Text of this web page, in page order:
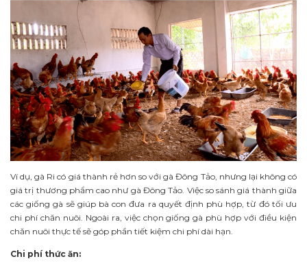
Ví dụ, gà Ri có giá thành rẻ hơn so với gà Đông Tảo, nhưng lại không có
giá trị thương phẩm cao như gà Đông Tảo. Việc so sánh giá thành giữa
các giống gà sẽ giúp bà con đưa ra quyết định phù hợp, từ đó tối ưu
chi phí chăn nuôi. Ngoài ra, việc chọn giống gà phù hợp với điều kiện
chăn nuôi thực tế sẽ góp phần tiết kiệm chi phí dài hạn.
Chi phí thức ăn: